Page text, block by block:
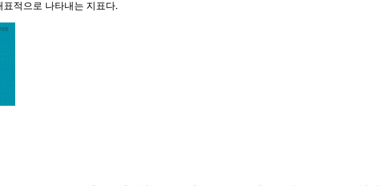
적으로 나타내는 지표다.